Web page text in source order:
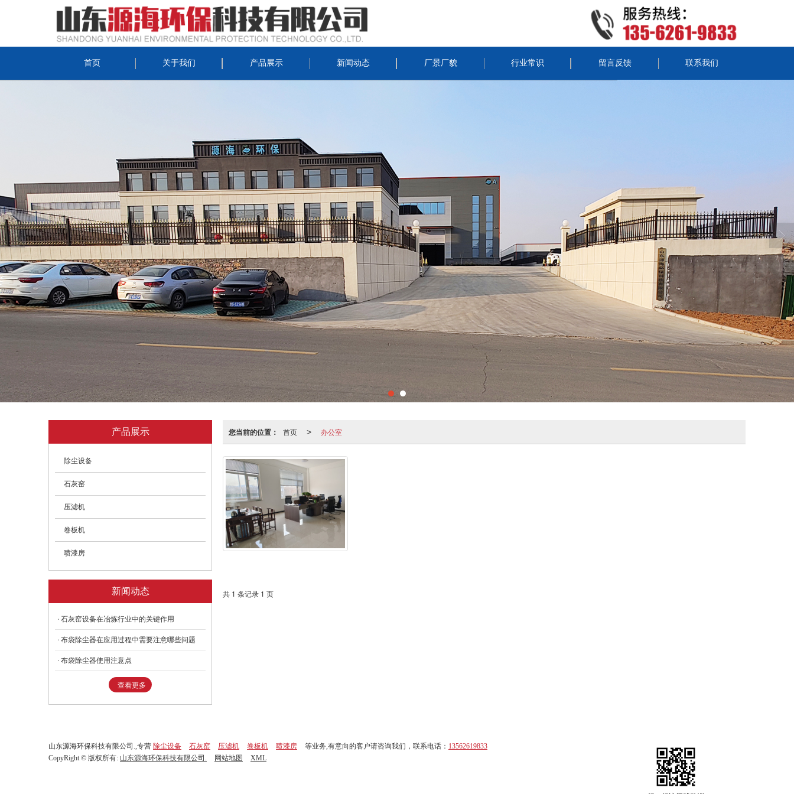
首页 关于我们 产品展示 新闻动态 厂景厂貌 行业常识 留言反馈 联系我们
您当前的位置： 首页 > 办公室
共 1 条记录 1 页
产品展示
除尘设备
石灰窑
压滤机
卷板机
喷漆房
新闻动态
石灰窑设备在冶炼行业中的关键作用
布袋除尘器在应用过程中需要注意哪些问题
布袋除尘器使用注意点
查看更多
山东源海环保科技有限公司.,专营 除尘设备 石灰窑 压滤机 卷板机 喷漆房 等业务,有意向的客户请咨询我们，联系电话： 13562619833
CopyRight © 版权所有: 山东源海环保科技有限公司. 网站地图 XML